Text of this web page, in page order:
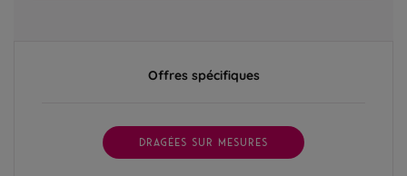
Offres spécifiques
DRAGÉES SUR MESURES